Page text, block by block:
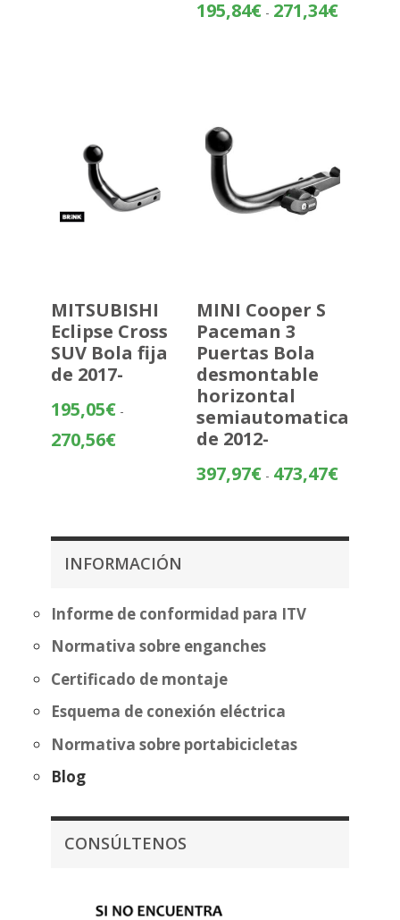
195,84€ - 271,34€Rango
MITSUBISHI
Eclipse Cross
SUV Bola fija
de 2017-
195,05€ -
270,56€Rango
hasta
270,56€
MINI Cooper S
Paceman 3
Puertas Bola
desmontable
horizontal
semiautomatica
de 2012-
397,97€ - 473,47€Rango
INFORMACIÓN
Informe de conformidad para ITV
Normativa sobre enganches
Certificado de montaje
Esquema de conexión eléctrica
Normativa sobre portabicicletas
Blog
CONSÚLTENOS